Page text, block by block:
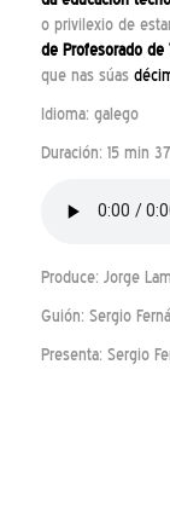
o privilexio de
de Profesorado de
que nas súas
Idioma: galego
Duración: 15 min
Produce: Jorge
Guión: Sergio
Presenta: Sergio